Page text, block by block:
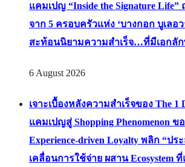
แคมเปญ “Inside the Signature Life”
จาก 5 ครอบครัวแห่ง ‘บางกอก บูเลอว
สะท้อนนิยามความสำเร็จ…ที่มีเอกลั
6 August 2026
เจาะเบื้องหลังความสำเร็จของ The 1
แคมเปญสู่ Shopping Phenomenon ข
Experience-driven Loyalty พลิก “ป
เคลื่อนการใช้จ่าย ผสาน Ecosystem